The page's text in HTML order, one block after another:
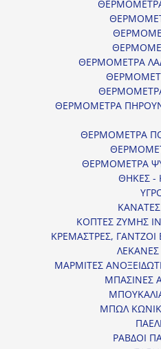
ΘΕΡΜΟΜΕΤΡΑ
ΘΕΡΜΟΜΕΤΡΑ
ΘΕΡΜΟΜΕΤΡΑ
ΘΕΡΜΟΜΕΤΡΑ
ΘΗΚΕΣ -
ΚΟΠΤΕΣ ΖΥΜΗΣ
ΚΡΕΜΑΣΤΡΕΣ, ΓΑΝΤΖΟΙ
ΜΑΡΜΙΤΕΣ
ΜΠΑΣΙΝΕΣ
ΜΠΩΛ
ΡΑΒΔΟΙ